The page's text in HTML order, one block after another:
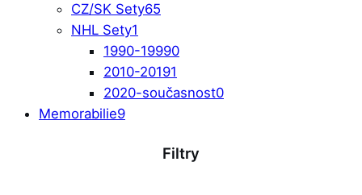
CZ/SK Sety65
NHL Sety1
1990-19990
2010-20191
2020-současnost0
Memorabilie9
Filtry